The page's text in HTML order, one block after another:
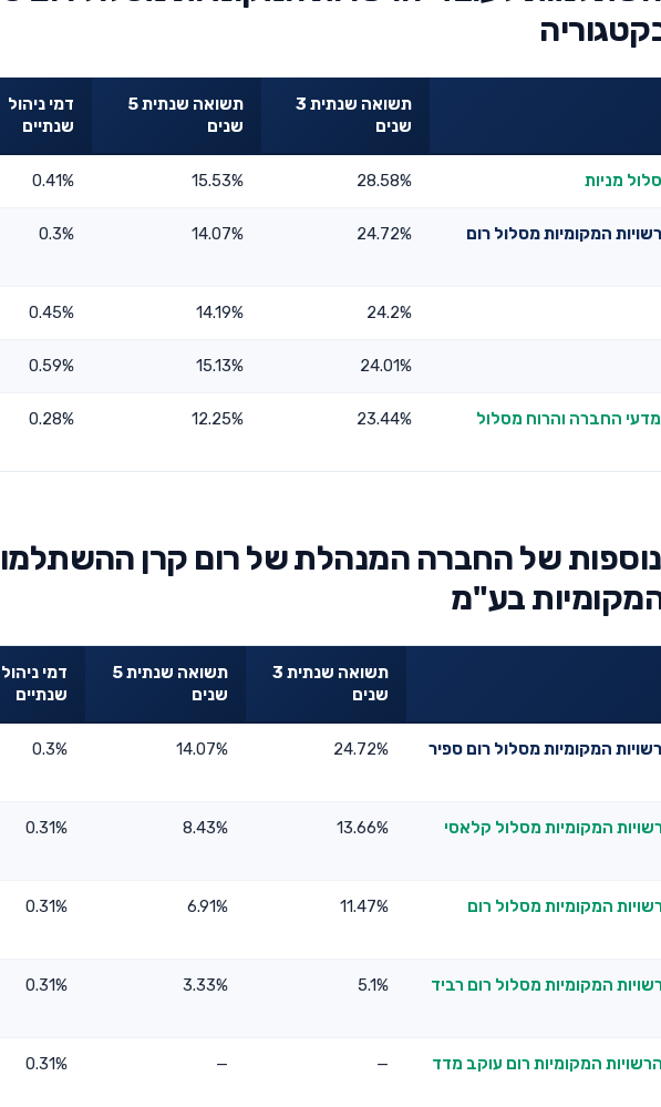
תשואה שנתית 3
שנים
תשואה שנתית 5
שנים
דמי ניהול
שנתיים
מניות 28.58%
15.53%
0.41%
המקומיות מסלול רום
24.72%
14.07%
0.3%
24.2%
14.19%
0.45%
24.01%
15.13%
0.59%
החברה והרוח מסלול
23.44%
12.25%
0.28%
של החברה המנהלת של רום קרן
המקומיות בע"מ
תשואה שנתית 3
שנים
תשואה שנתית 5
שנים
דמי ניהול
שנתיים
המקומיות מסלול רום ספיר
24.72%
14.07%
0.3%
המקומיות מסלול קלאסי
13.66%
8.43%
0.31%
המקומיות מסלול רום
11.47%
6.91%
0.31%
המקומיות מסלול רום רביד
5.1%
3.33%
0.31%
המקומיות רום עוקב מדד
—
—
0.31%